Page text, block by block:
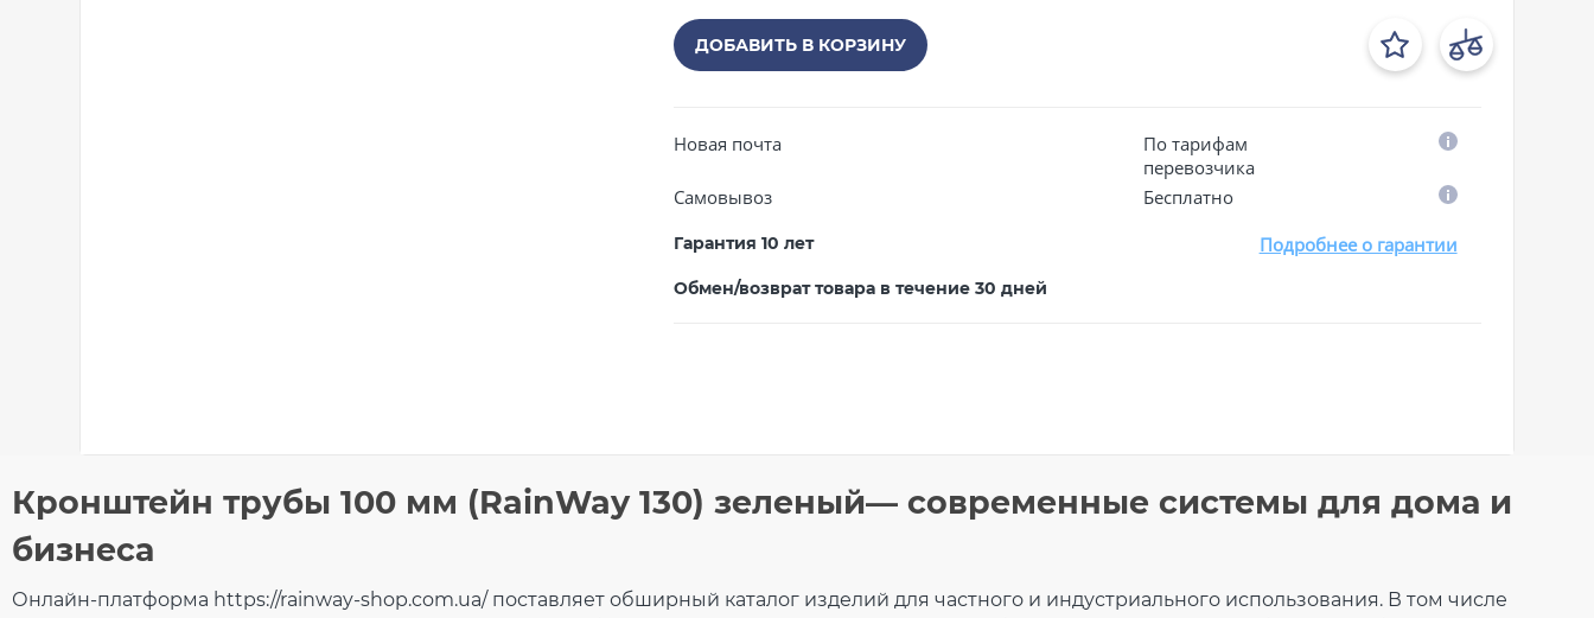
Закрыть
ПРОДОЛЖИТЬ ПОКУПКИ
ДОБАВИТЬ В КОРЗИНУ
Новая почта
По тарифам
перевозчика
Самовывоз
Бесплатно
Гарантия 10 лет
Обмен/возврат товара в течение 30 дней
Подробнее о гарантии
Общие характеристики
Тип системы
130/100 мм
Размеры
Оставьте свой отзыв
Ваше имя
Кронштейн трубы 100 мм (RainWay 130) зеленый— современные системы для дома и
бизнеса
Онлайн-платформа https://rainway-shop.com.ua/ поставляет обширный каталог изделий для частного и индустриального использования. В том числе